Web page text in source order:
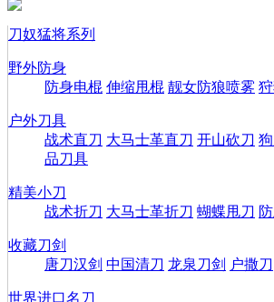
刀奴猛将系列
野外防身
防身电棍 伸缩甩棍 靓女防狼喷雾
户外刀具
战术直刀 大马士革直刀 开山砍刀
品刀具
精美小刀
战术折刀 大马士革折刀 蝴蝶甩刀
收藏刀剑
唐刀汉剑 中国清刀 龙泉刀剑 户撒刀
世界进口名刀